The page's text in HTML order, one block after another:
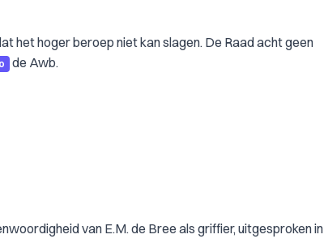
het hoger beroep niet kan slagen. De Raad acht geen
de Awb.
van E.M. de Bree als griffier, uitgesproken in